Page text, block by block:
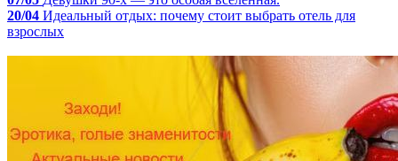
20/04 Идеальный отдых: почему стоит выбрать отель для
взрослых